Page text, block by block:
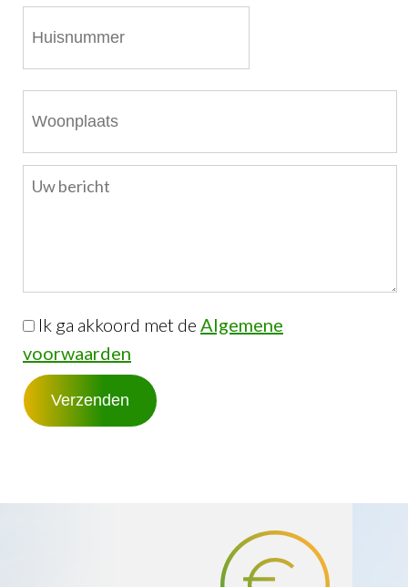
Ik ga akkoord met de Algemene
voorwaarden